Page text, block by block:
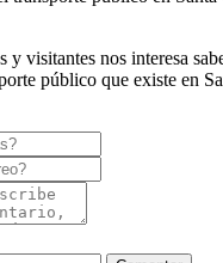
y visitantes nos interesa
público que existe en